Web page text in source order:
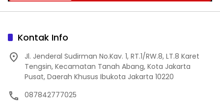
Kontak Info
Jl. Jenderal Sudirman No.Kav. 1, RT.1/RW.8, LT.8 Karet
Tengsin, Kecamatan Tanah Abang, Kota Jakarta
Pusat, Daerah Khusus Ibukota Jakarta 10220
087842777025